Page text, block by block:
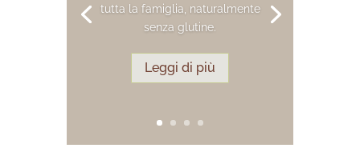
tutta la famiglia, naturalmente
senza glutine.
Leggi di più